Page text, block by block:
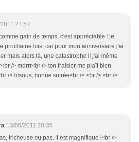
21:57
gain de temps, c'est appréciable ! je
prochaine fois, car pour mon anniversaire j'ai
mais alors là, une catastrophe !! j'ai même
/> mdrrr<br /> ton fraisier me plaît bien
/> bisous, bonne soirée<br /> <br /> <br />
13/05/2011 20:35
tricheuse ou pas, il est magnifique !<br />